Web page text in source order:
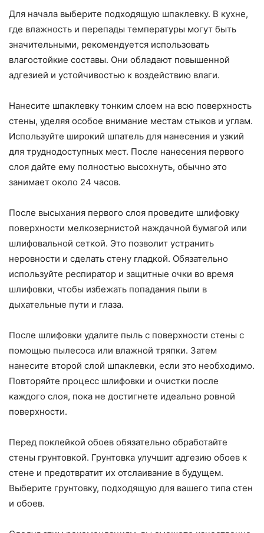
Для начала выберите подходящую шпаклевку. В кухне,
где влажность и перепады температуры могут быть
значительными, рекомендуется использовать
влагостойкие составы. Они обладают повышенной
адгезией и устойчивостью к воздействию влаги.
Нанесите шпаклевку тонким слоем на всю поверхность
стены, уделяя особое внимание местам стыков и углам.
Используйте широкий шпатель для нанесения и узкий
для труднодоступных мест. После нанесения первого
слоя дайте ему полностью высохнуть, обычно это
занимает около 24 часов.
После высыхания первого слоя проведите шлифовку
поверхности мелкозернистой наждачной бумагой или
шлифовальной сеткой. Это позволит устранить
неровности и сделать стену гладкой. Обязательно
используйте респиратор и защитные очки во время
шлифовки, чтобы избежать попадания пыли в
дыхательные пути и глаза.
После шлифовки удалите пыль с поверхности стены с
помощью пылесоса или влажной тряпки. Затем
нанесите второй слой шпаклевки, если это необходимо.
Повторяйте процесс шлифовки и очистки после
каждого слоя, пока не достигнете идеально ровной
поверхности.
Перед поклейкой обоев обязательно обработайте
стены грунтовкой. Грунтовка улучшит адгезию обоев к
стене и предотвратит их отслаивание в будущем.
Выберите грунтовку, подходящую для вашего типа стен
и обоев.